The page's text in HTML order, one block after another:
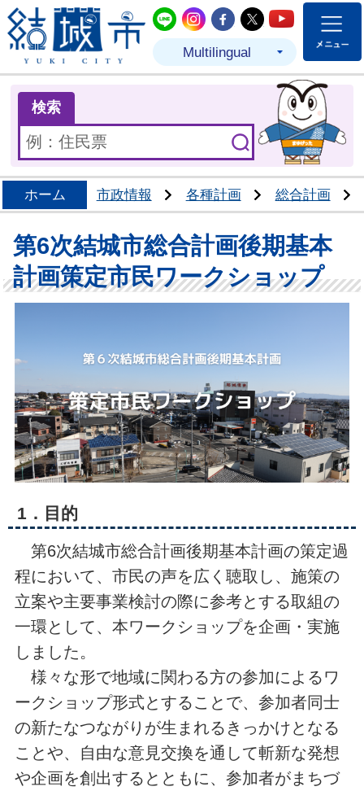
結城市公式LINE
結城市公式Instagram
結城市公式
結城市公式
結城市
Multilingual
検索
ホーム 市政情報 各種計画 総合計画
第6次結城市総合計画後期基本
計画策定市民ワークショップ
1．目的
第6次結城市総合計画後期基本計画の策定過
程において、市民の声を広く聴取し、施策の
立案や主要事業検討の際に参考とする取組の
一環として、本ワークショップを企画・実施
しました。
様々な形で地域に関わる方の参加によるワ
ークショップ形式とすることで、参加者同士
の新たなつながりが生まれるきっかけとなる
ことや、自由な意見交換を通して斬新な発想
や企画を創出するとともに、参加者がまちづ